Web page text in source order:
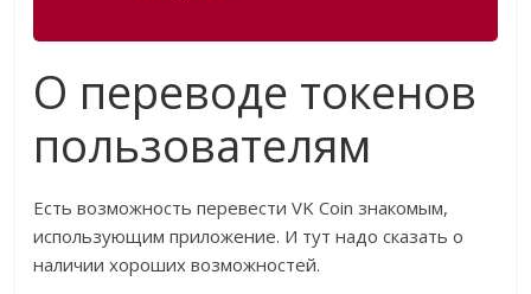
О переводе токенов
пользователям
Есть возможность перевести VK Coin знакомым,
использующим приложение. И тут надо сказать о
наличии хороших возможностей.